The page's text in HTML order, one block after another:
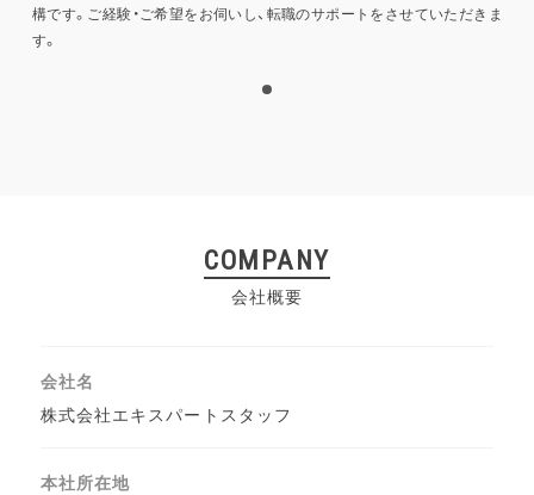
構です。ご経験・ご希望をお伺いし、転職のサポートをさせていただきま
す。
COMPANY
会社概要
会社名
株式会社エキスパートスタッフ
本社所在地